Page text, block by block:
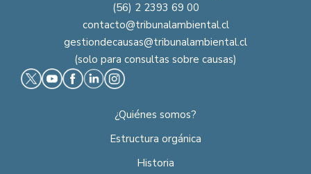
(56) 2 2393 69 00
contacto@tribunalambiental.cl
gestiondecausas@tribunalambiental.cl
(solo para consultas sobre causas)
¿Quiénes somos?
Estructura orgánica
Historia